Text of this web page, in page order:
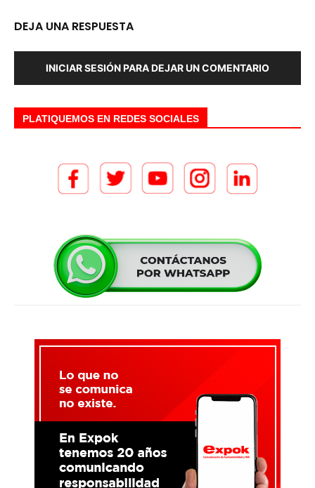
DEJA UNA RESPUESTA
INICIAR SESIÓN PARA DEJAR UN COMENTARIO
PLATIQUEMOS EN REDES SOCIALES